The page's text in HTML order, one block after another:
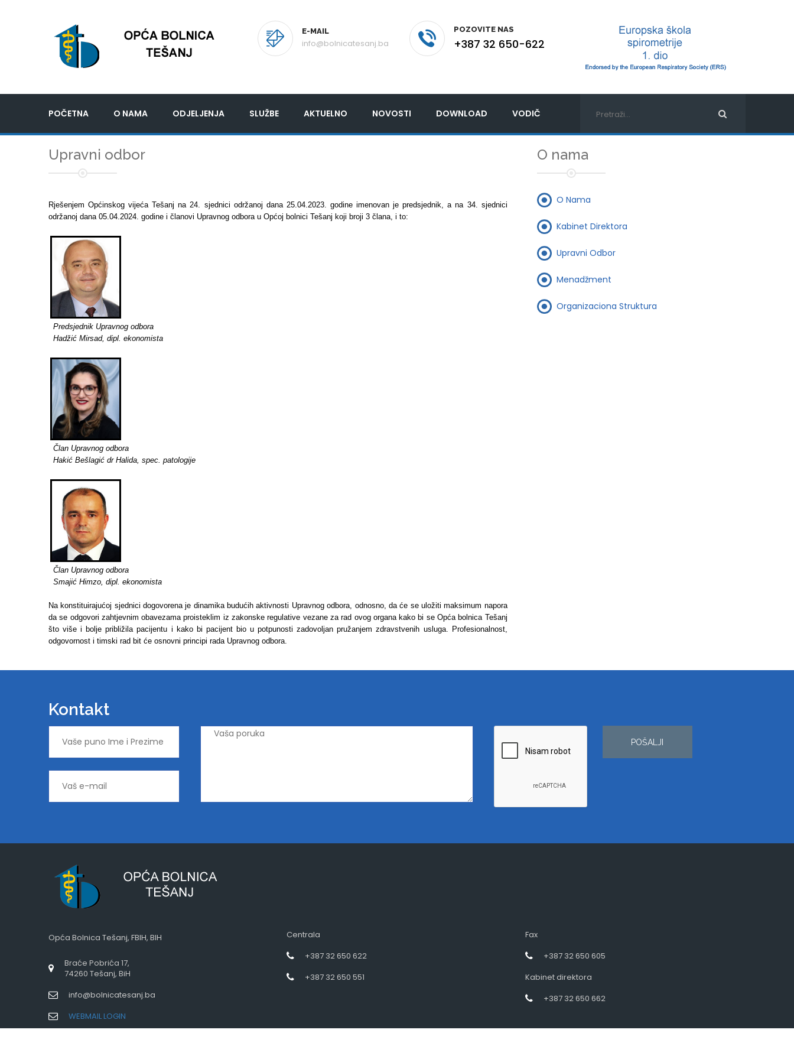
E-MAIL
info@bolnicatesanj.ba
POZOVITE NAS
+387 32 650-622
POČETNA O NAMA ODJELJENJA SLUŽBE AKTUELNO NOVOSTI DOWNLOAD VODIČ
Upravni odbor
Rješenjem Općinskog vijeća Tešanj na 24. sjednici održanoj dana 25.04.2023. godine imenovan je predsjednik, a na 34. sjednici
održanoj dana 05.04.2024. godine i članovi Upravnog odbora u Općoj bolnici Tešanj koji broji 3 člana, i to:
Predsjednik Upravnog odbora
Hadžić Mirsad, dipl. ekonomista
Član Upravnog odbora
Hakić Bešlagić dr Halida, spec. patologije
Član Upravnog odbora
Smajić Himzo, dipl. ekonomista
Na konstituirajućoj sjednici dogovorena je dinamika budućih aktivnosti Upravnog odbora, odnosno, da će se uložiti maksimum napora
da se odgovori zahtjevnim obavezama proisteklim iz zakonske regulative vezane za rad ovog organa kako bi se Opća bolnica Tešanj
što više i bolje približila pacijentu i kako bi pacijent bio u potpunosti zadovoljan pružanjem zdravstvenih usluga. Profesionalnost,
odgovornost i timski rad bit će osnovni principi rada Upravnog odbora.
O nama
O Nama
Kabinet Direktora
Upravni Odbor
Menadžment
Organizaciona Struktura
Kontakt
POŠALJI
Opća Bolnica Tešanj, FBIH, BIH
Braće Pobrića 17,
74260 Tešanj, BiH
info@bolnicatesanj.ba
WEBMAIL LOGIN
Centrala
+387 32 650 622
+387 32 650 551
Fax
+387 32 650 605
Kabinet direktora
+387 32 650 662